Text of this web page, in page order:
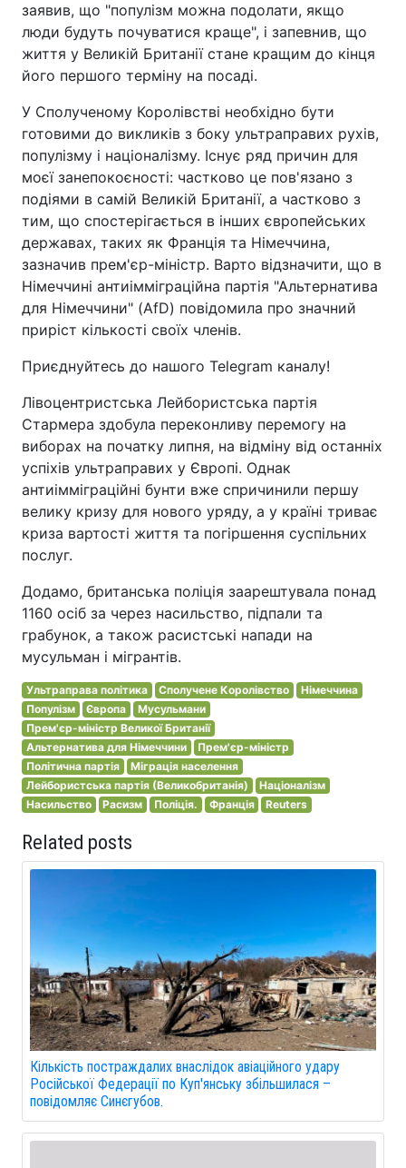
заявив, що "популізм можна подолати, якщо
люди будуть почуватися краще", і запевнив, що
життя у Великій Британії стане кращим до кінця
його першого терміну на посаді.
У Сполученому Королівстві необхідно бути
готовими до викликів з боку ультраправих рухів,
популізму і націоналізму. Існує ряд причин для
моєї занепокоєності: частково це пов'язано з
подіями в самій Великій Британії, а частково з
тим, що спостерігається в інших європейських
державах, таких як Франція та Німеччина,
зазначив прем'єр-міністр. Варто відзначити, що в
Німеччині антиімміграційна партія "Альтернатива
для Німеччини" (AfD) повідомила про значний
приріст кількості своїх членів.
Приєднуйтесь до нашого Telegram каналу!
Лівоцентристська Лейбористська партія
Стармера здобула переконливу перемогу на
виборах на початку липня, на відміну від останніх
успіхів ультраправих у Європі. Однак
антиімміграційні бунти вже спричинили першу
велику кризу для нового уряду, а у країні триває
криза вартості життя та погіршення суспільних
послуг.
Додамо, британська поліція заарештувала понад
1160 осіб за через насильство, підпали та
грабунок, а також расистські напади на
мусульман і мігрантів.
Ультраправа політика Сполучене Королівство
Німеччина
Популізм
Європа
Мусульмани
Прем'єр-міністр Великої Британії
Альтернатива для Німеччини
Прем'єр-міністр
Політична партія
Міграція населення
Лейбористська партія (Великобританія)
Націоналізм
Насильство
Расизм Поліція. Франція Reuters
Related posts
Кількість постраждалих внаслідок авіаційного удару
Російської Федерації по Куп'янську збільшилася –
повідомляє Синєгубов.